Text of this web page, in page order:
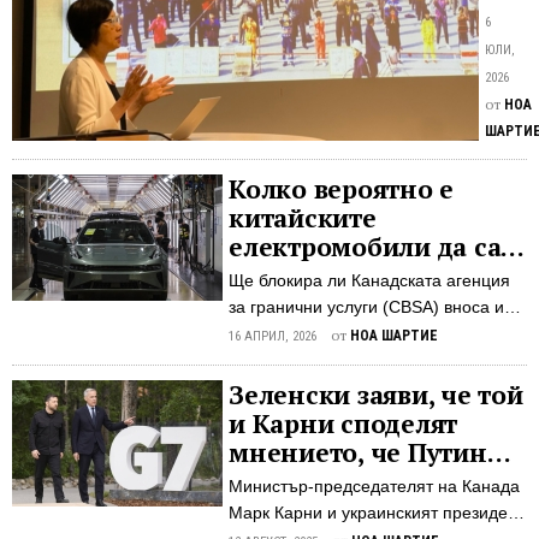
на
на
на
от
страна
на
на
органи
Гонг
в
6
ЮЛИ,
2026
от НОА
Колко вероятно е
китайските
електромобили да са
произведени с
принудителен труд?
Ще блокира ли Канадската агенция
за гранични услуги (CBSA) вноса им
в Канада? Политиката на Отава
амбициите ѝ за сближаване с Пекин
може да бъдат подложени на
изпитание в краткосрочен план, тъй
като китайски електромобили
предстои да навлязат на канадския
пазар. Експерти изразиха опасения,
16 АПРИЛ, 2026 от НОА ШАРТИЕ
Зеленски заяви, че той
и Карни споделят
мнението, че Путин
иска да „спечели
време“ чрез срещата
Министър-председателят на Канада
Марк Карни и украинският президент